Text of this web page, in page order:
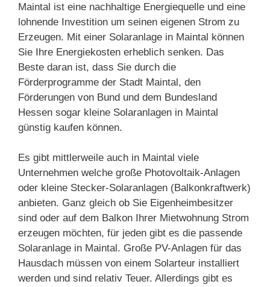
Maintal ist eine nachhaltige Energiequelle und eine
lohnende Investition um seinen eigenen Strom zu
Erzeugen. Mit einer Solaranlage in Maintal können
Sie Ihre Energiekosten erheblich senken. Das
Beste daran ist, dass Sie durch die
Förderprogramme der Stadt Maintal, den
Förderungen von Bund und dem Bundesland
Hessen sogar kleine Solaranlagen in Maintal
günstig kaufen können.
Es gibt mittlerweile auch in Maintal viele
Unternehmen welche große Photovoltaik-Anlagen
oder kleine Stecker-Solaranlagen (Balkonkraftwerk)
anbieten. Ganz gleich ob Sie Eigenheimbesitzer
sind oder auf dem Balkon Ihrer Mietwohnung Strom
erzeugen möchten, für jeden gibt es die passende
Solaranlage in Maintal. Große PV-Anlagen für das
Hausdach müssen von einem Solarteur installiert
werden und sind relativ Teuer. Allerdings gibt es